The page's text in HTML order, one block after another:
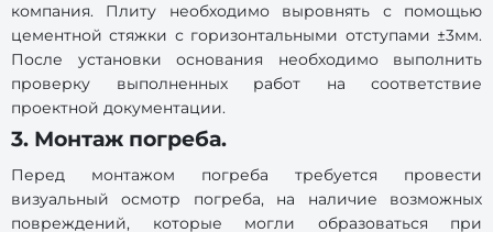
компания. Плиту необходимо выровнять с помощью
цементной стяжки с горизонтальными отступами ±3мм.
После установки основания необходимо выполнить
проверку выполненных работ на соответствие
проектной документации.
3. Монтаж погреба.
Перед монтажом погреба требуется провести
визуальный осмотр погреба, на наличие возможных
повреждений, которые могли образоваться при